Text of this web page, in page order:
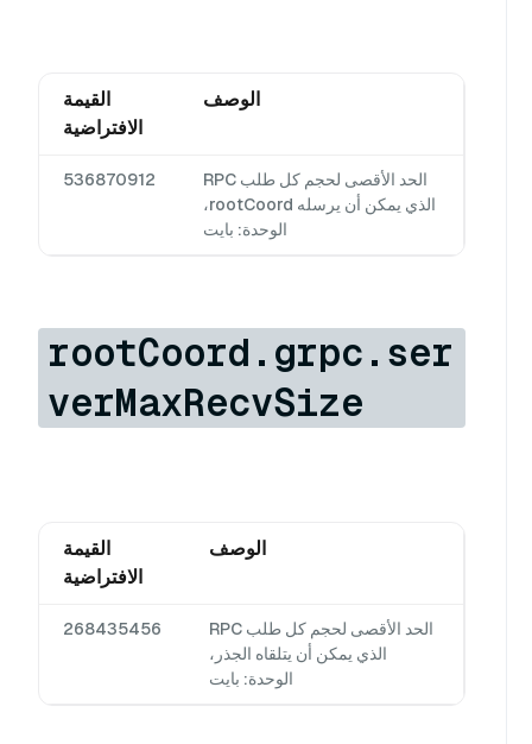
الوصف
القيمة
الافتراضية
الحد الأقصى لحجم كل طلب RPC
الذي يمكن أن يرسله rootCoord،
الوحدة: بايت
536870912
rootCoord.grpc.ser
verMaxRecvSize
الوصف
القيمة
الافتراضية
الحد الأقصى لحجم كل طلب RPC
الذي يمكن أن يتلقاه الجذر،
الوحدة: بايت
268435456